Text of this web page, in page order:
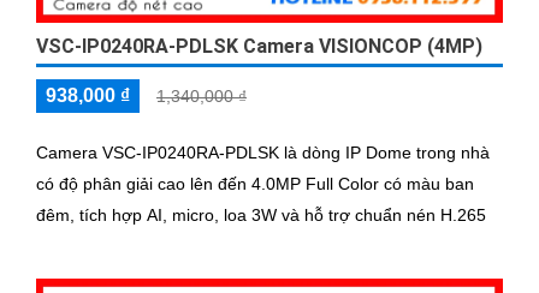
VSC-IP0240RA-PDLSK Camera VISIONCOP (4MP)
938,000 ₫ 1,340,000 ₫
Camera VSC-IP0240RA-PDLSK là dòng IP Dome trong nhà
có độ phân giải cao lên đến 4.0MP Full Color có màu ban
đêm, tích hợp AI, micro, loa 3W và hỗ trợ chuẩn nén H.265